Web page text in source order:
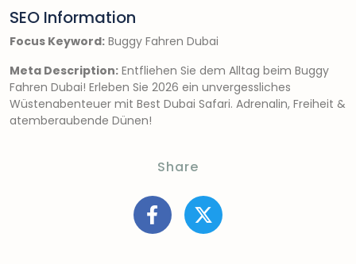
SEO Information
Focus Keyword: Buggy Fahren Dubai
Meta Description: Entfliehen Sie dem Alltag beim Buggy
Fahren Dubai! Erleben Sie 2026 ein unvergessliches
Wüstenabenteuer mit Best Dubai Safari. Adrenalin, Freiheit &
atemberaubende Dünen!
Share